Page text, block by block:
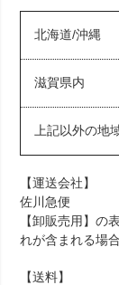
北海道/沖縄
滋賀県内
上記以外の地
【運送会社】
佐川急便
【卸販売用】の
れが含まれる場
【送料】